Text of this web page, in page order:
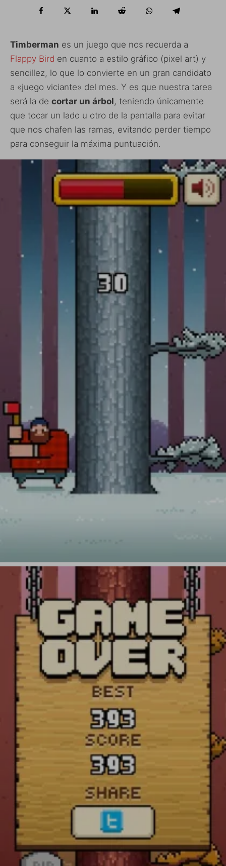
Timberman es un juego que nos recuerda a
Flappy Bird en cuanto a estilo gráfico (pixel art) y
sencillez, lo que lo convierte en un gran candidato
a «juego viciante» del mes. Y es que nuestra tarea
será la de cortar un árbol, teniendo únicamente
que tocar un lado u otro de la pantalla para evitar
que nos chafen las ramas, evitando perder tiempo
para conseguir la máxima puntuación.